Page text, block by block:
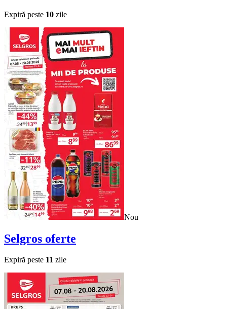
Expiră peste 10 zile
Nou
Selgros oferte
Expiră peste 11 zile